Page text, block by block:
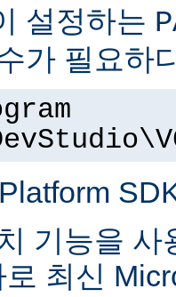
설정하는
가 필요하
기능을
최신